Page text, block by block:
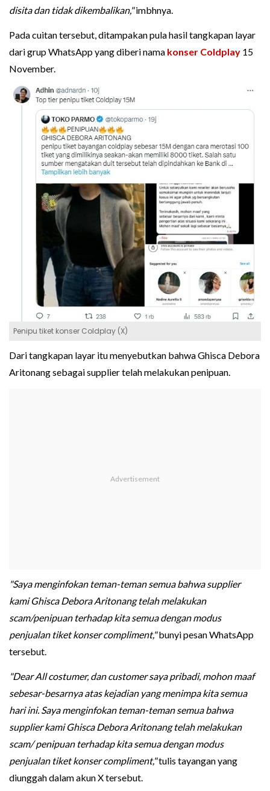
disita dan tidak dikembalikan,"imbhnya.
Pada cuitan tersebut, ditampakan pula hasil tangkapan layar
dari grup WhatsApp yang diberi nama konser Coldplay 15
November.
Penipu tiket konser Coldplay (X)
Dari tangkapan layar itu menyebutkan bahwa Ghisca Debora
Aritonang sebagai supplier telah melakukan penipuan.
"Saya menginfokan teman-teman semua bahwa supplier
kami Ghisca Debora Aritonang telah melakukan
scam/penipuan terhadap kita semua dengan modus
penjualan tiket konser compliment,"bunyi pesan WhatsApp
tersebut.
"Dear All costumer, dan customer saya pribadi, mohon maaf
sebesar-besarnya atas kejadian yang menimpa kita semua
hari ini. Saya menginfokan teman-teman semua bahwa
supplier kami Ghisca Debora Aritonang telah melakukan
scam/ penipuan terhadap kita semua dengan modus
penjualan tiket konser compliment,"tulis tayangan yang
diunggah dalam akun X tersebut.